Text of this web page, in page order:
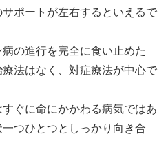
ポートが左右するといえるで
の進行を完全に食い止めた
法はなく、対症療法が中心で
ぐに命にかかわる病気ではあ
つひとつとしっかり向き合